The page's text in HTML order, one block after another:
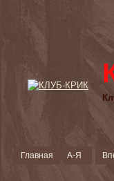
Главная А-Я